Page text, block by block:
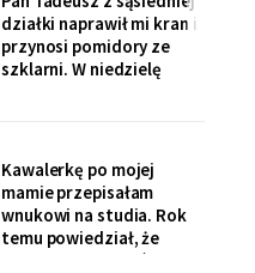
dwa razy i powiedziała
tylko: „Mamo, mogłaś
chociaż zdjąć ten stary
fartuch".
działki naprawił mi kran i
przynosi pomidory ze
szklarni. W niedzielę
przyszłości". Syn położył
na stole kartkę z
punktami. Pierwszy
przeczytałam do góry
nogami
Kawalerkę po mojej
mamie przepisałam
wnukowi na studia. Rok
temu powiedział, że
musiał ją sprzedać, „bo